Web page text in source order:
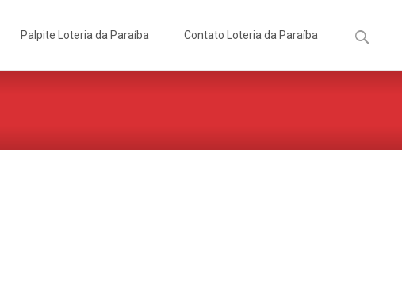
Palpite Loteria da Paraíba Contato Loteria da Paraíba
por: